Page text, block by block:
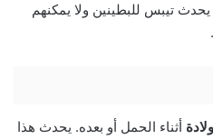
تيبس للبطينين ولا يمكنهم
أثناء الحمل أو بعده. يحدث هذا